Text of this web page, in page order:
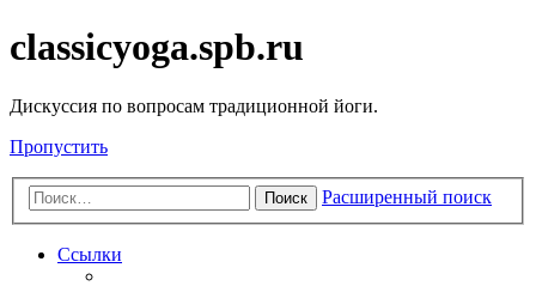
classicyoga.spb.ru
Дискуссия по вопросам традиционной йоги.
Пропустить
Поиск Расширенный поиск
Ссылки